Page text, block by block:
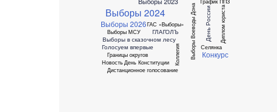
Выборы 2024
Выборы 2026 Выборы Воеводы Дона
Выборы МСУ
Выборы в сказочном лесу
ГАС «Выборы»
ГЛАГОЛЪ
Голосуем впервые
Границы округов
День Конституции
День России Диплом юриста
Дистанционное голосование
Коллегия Конкурс
Новость
Селянка